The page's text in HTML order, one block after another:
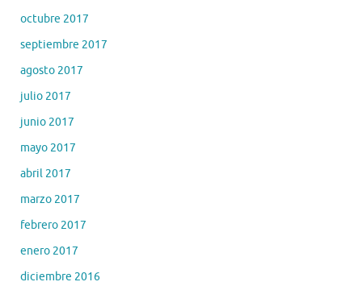
octubre 2017
septiembre 2017
agosto 2017
julio 2017
junio 2017
mayo 2017
abril 2017
marzo 2017
febrero 2017
enero 2017
diciembre 2016